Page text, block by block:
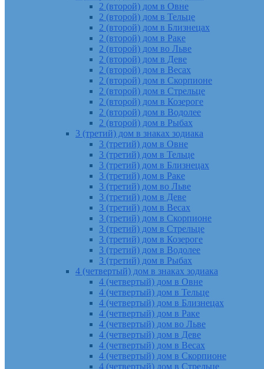
2 (второй) дом в Овне
2 (второй) дом в Тельце
2 (второй) дом в Близнецах
2 (второй) дом в Раке
2 (второй) дом во Льве
2 (второй) дом в Деве
2 (второй) дом в Весах
2 (второй) дом в Скорпионе
2 (второй) дом в Стрельце
2 (второй) дом в Козероге
2 (второй) дом в Водолее
2 (второй) дом в Рыбах
3 (третий) дом в знаках зодиака
3 (третий) дом в Овне
3 (третий) дом в Тельце
3 (третий) дом в Близнецах
3 (третий) дом в Раке
3 (третий) дом во Льве
3 (третий) дом в Деве
3 (третий) дом в Весах
3 (третий) дом в Скорпионе
3 (третий) дом в Стрельце
3 (третий) дом в Козероге
3 (третий) дом в Водолее
3 (третий) дом в Рыбах
4 (четвертый) дом в знаках зодиака
4 (четвертый) дом в Овне
4 (четвертый) дом в Тельце
4 (четвертый) дом в Близнецах
4 (четвертый) дом в Раке
4 (четвертый) дом во Льве
4 (четвертый) дом в Деве
4 (четвертый) дом в Весах
4 (четвертый) дом в Скорпионе
4 (четвертый) дом в Стрельце